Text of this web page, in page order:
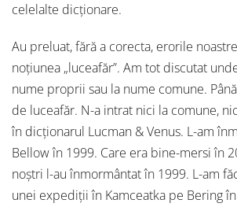
celelalte dicționare.
Au preluat, fără a corecta, erorile
noțiunea „luceafăr”. Am tot discutat
nume proprii sau la nume comune.
de luceafăr. N-a intrat nici la comune,
în dicționarul Lucman & Venus. L-am
Bellow în 1999. Care era bine-mersi în
noștri l-au înmormântat în 1999. L-am
unei expediții în Kamceatka pe Bering